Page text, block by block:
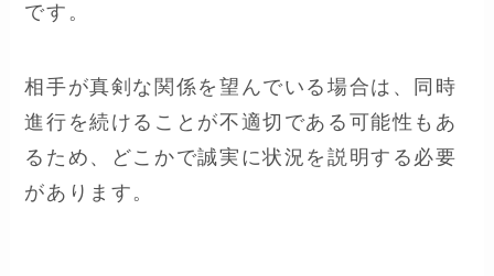
です。
相手が真剣な関係を望んでいる場合は、同時
進行を続けることが不適切である可能性もあ
るため、どこかで誠実に状況を説明する必要
があります。